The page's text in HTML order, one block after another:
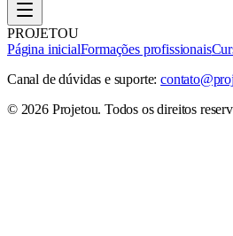
PROJETOU
Página inicialFormações profissionais
Canal de dúvidas e suporte:
© 2026 Projetou. Todos os direitos